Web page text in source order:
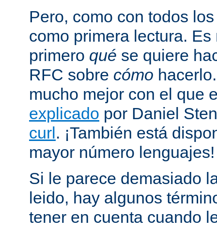
Pero, como con todos
como primera lectura.
primero qué se quiere
RFC sobre cómo
mucho mejor con el que
explicado por Daniel
curl. ¡También está
mayor número lenguajes!
Si le parece demasiado
leido, hay algunos
tener en cuenta cuando